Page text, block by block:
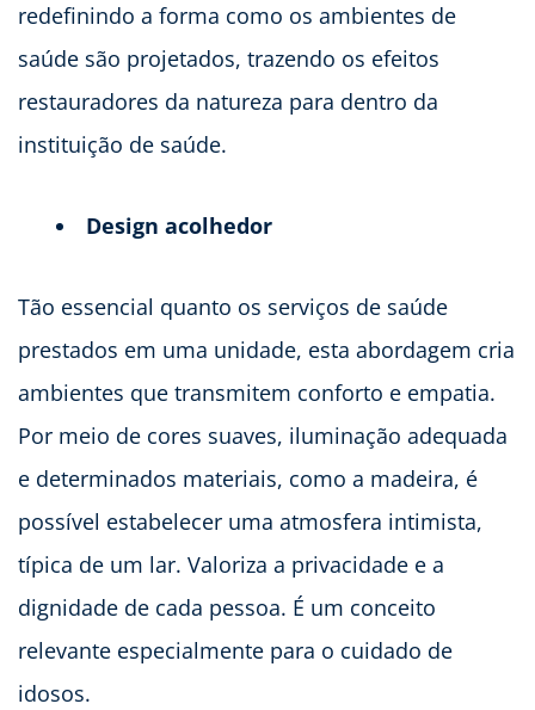
redefinindo a forma como os ambientes de
saúde são projetados, trazendo os efeitos
restauradores da natureza para dentro da
instituição de saúde.
Design acolhedor
Tão essencial quanto os serviços de saúde
prestados em uma unidade, esta abordagem cria
ambientes que transmitem conforto e empatia.
Por meio de cores suaves, iluminação adequada
e determinados materiais, como a madeira, é
possível estabelecer uma atmosfera intimista,
típica de um lar. Valoriza a privacidade e a
dignidade de cada pessoa. É um conceito
relevante especialmente para o cuidado de
idosos.